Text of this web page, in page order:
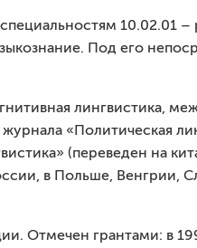
10.02.01 –
Под его
лингвистика,
«Политическая
(переведен на
в Польше, Венгрии,
Отмечен грантами: в